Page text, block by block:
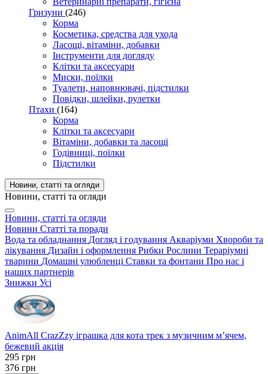
Гризуни (246)
Корма
Косметика, средства для ухода
Ласощі, вітаміни, добавки
Інструменти для догляду
Клітки та аксесуари
Миски, поїлки
Туалети, наповнювачі, підстилки
Повідки, шлейки, рулетки
Птахи (164)
Корма
Клітки та аксесуари
Вітаміни, добавки та ласощі
Годівниці, поїлки
Підстилки
Новини, статті та огляди
Новини, статті та огляди
Новини, статті та огляди
Новини Статті та поради
Вода та обладнання Догляд і годування Акваріуми Хвороби та
лікування Дизайн і оформлення Рибки Рослини Тераріумні
тварини Домашні улюбленці Ставки та фонтани Про нас і
наших партнерів
Знижки Усі
AnimAll CrazZzy іграшка для кота трек з музичним м’ячем,
бежевий акція
295 грн
376 грн